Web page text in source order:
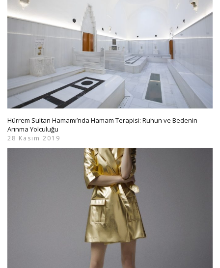
Hürrem Sultan Hamamı’nda Hamam Terapisi: Ruhun ve Bedenin
Arınma Yolculuğu
28 Kasım 2019